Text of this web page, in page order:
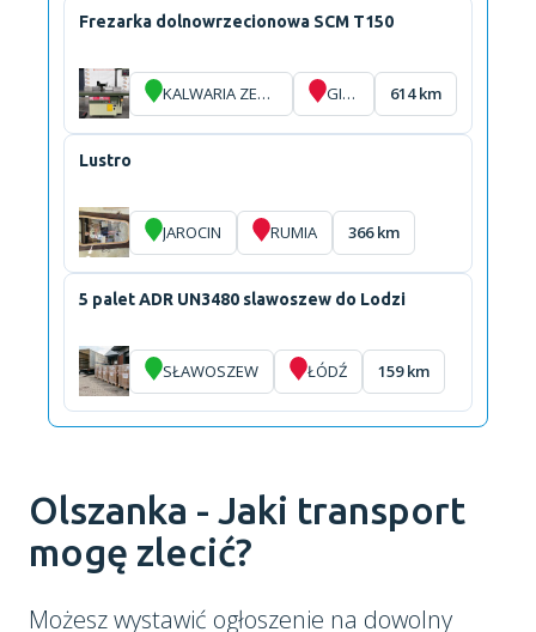
Frezarka dolnowrzecionowa SCM T150
KALWARIA ZEBRZYDOWSKA GIŻYCKO 614 km
Lustro
JAROCIN RUMIA 366 km
5 palet ADR UN3480 slawoszew do Lodzi
SŁAWOSZEW ŁÓDŹ 159 km
Olszanka - Jaki transport
mogę zlecić?
Możesz wystawić ogłoszenie na dowolny